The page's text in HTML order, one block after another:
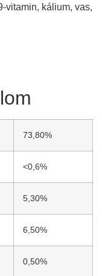
vitamin, kálium, vas,
73,80%
<0,6%
5,30%
6,50%
0,50%